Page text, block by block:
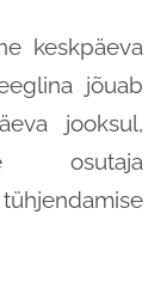
keskpäeva
jõuab
jooksul,
osutaja